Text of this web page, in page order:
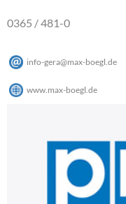
0365 / 481-0
info-gera@max-boegl de
www.max-boegl.de